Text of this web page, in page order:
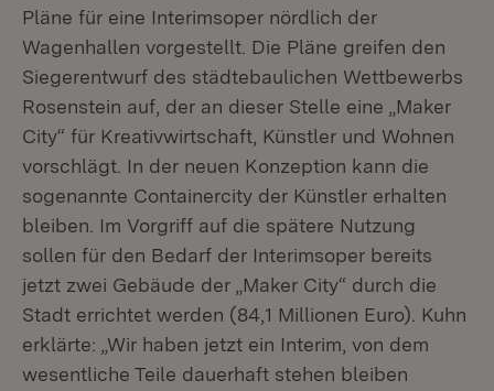
Pläne für eine Interimsoper nördlich der
Wagenhallen vorgestellt. Die Pläne greifen den
Siegerentwurf des städtebaulichen Wettbewerbs
Rosenstein auf, der an dieser Stelle eine „Maker
City“ für Kreativwirtschaft, Künstler und Wohnen
vorschlägt. In der neuen Konzeption kann die
sogenannte Containercity der Künstler erhalten
bleiben. Im Vorgriff auf die spätere Nutzung
sollen für den Bedarf der Interimsoper bereits
jetzt zwei Gebäude der „Maker City“ durch die
Stadt errichtet werden (84,1 Millionen Euro). Kuhn
erklärte: „Wir haben jetzt ein Interim, von dem
wesentliche Teile dauerhaft stehen bleiben